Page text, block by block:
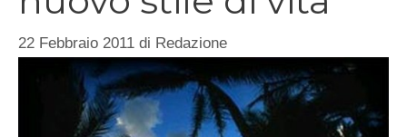
22 Febbraio 2011 di Redazione